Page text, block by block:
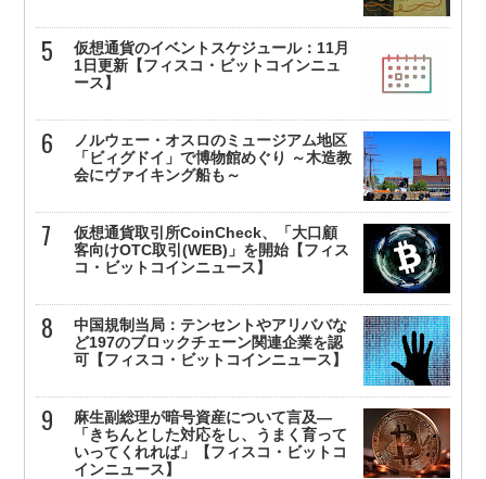
仮想通貨のイベントスケジュール：11月
1日更新【フィスコ・ビットコインニュ
ース】
ノルウェー・オスロのミュージアム地区
「ビィグドイ」で博物館めぐり ～木造教
会にヴァイキング船も～
仮想通貨取引所CoinCheck、「大口顧
客向けOTC取引(WEB)」を開始【フィス
コ・ビットコインニュース】
中国規制当局：テンセントやアリババな
ど197のブロックチェーン関連企業を認
可【フィスコ・ビットコインニュース】
麻生副総理が暗号資産について言及—
「きちんとした対応をし、うまく育って
いってくれれば」【フィスコ・ビットコ
インニュース】